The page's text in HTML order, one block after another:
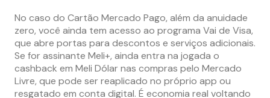
No caso do Cartão Mercado Pago, além da anuidade
zero, você ainda tem acesso ao programa Vai de Visa,
que abre portas para descontos e serviços adicionais.
Se for assinante Meli+, ainda entra na jogada o
cashback em Meli Dólar nas compras pelo Mercado
Livre, que pode ser reaplicado no próprio app ou
resgatado em conta digital. É economia real voltando